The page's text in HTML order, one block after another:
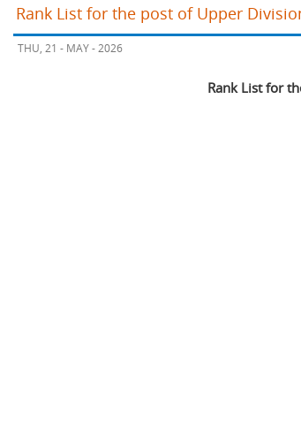
Rank List for the post of Upper
THU, 21 - MAY - 2026
Rank List for